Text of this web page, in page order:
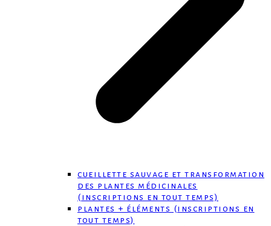
cueillette sauvage et transformation
des plantes médicinales
(inscriptions en tout temps)
plantes + éléments (inscriptions en
tout temps)